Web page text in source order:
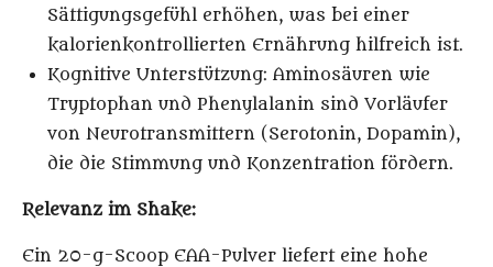
Sättigungsgefühl erhöhen, was bei einer
kalorienkontrollierten Ernährung hilfreich ist.
Kognitive Unterstützung: Aminosäuren wie
Tryptophan und Phenylalanin sind Vorläufer
von Neurotransmittern (Serotonin, Dopamin),
die die Stimmung und Konzentration fördern.
Relevanz im Shake:
Ein 20-g-Scoop EAA-Pulver liefert eine hohe